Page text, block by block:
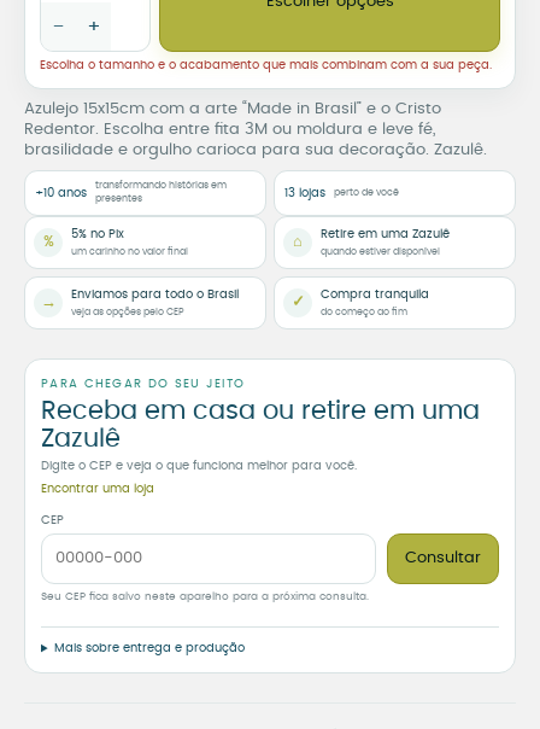
Azulejo 15x15cm com a arte “Made in Brasil” e o Cristo
Redentor. Escolha entre fita 3M ou moldura e leve fé,
brasilidade e orgulho carioca para sua decoração. Zazulê.
− +
Escolha o tamanho e o acabamento que mais combinam com a sua peça.
+10 anos
transformando histórias em
presentes
13 lojas perto de você
% 5% no Pix
um carinho no valor final
⌂ Retire em uma Zazulê
quando estiver disponível
→ Enviamos para todo o Brasil
veja as opções pelo CEP
✓ Compra tranquila
do começo ao fim
PARA CHEGAR DO SEU JEITO
Receba em casa ou retire em uma
Zazulê
Digite o CEP e veja o que funciona melhor para você.
Encontrar uma loja
CEP
Consultar
Seu CEP fica salvo neste aparelho para a próxima consulta.
Mais sobre entrega e produção